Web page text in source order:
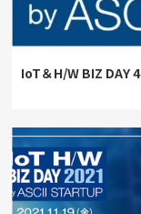
IoT＆H/W BIZ DAY